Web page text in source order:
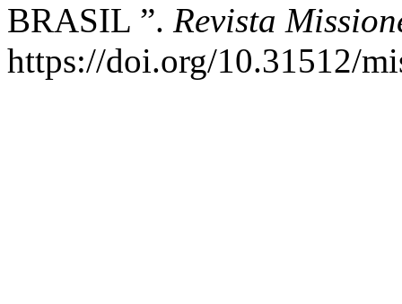
BRASIL ”. Revista
https://doi.org/10.31512/